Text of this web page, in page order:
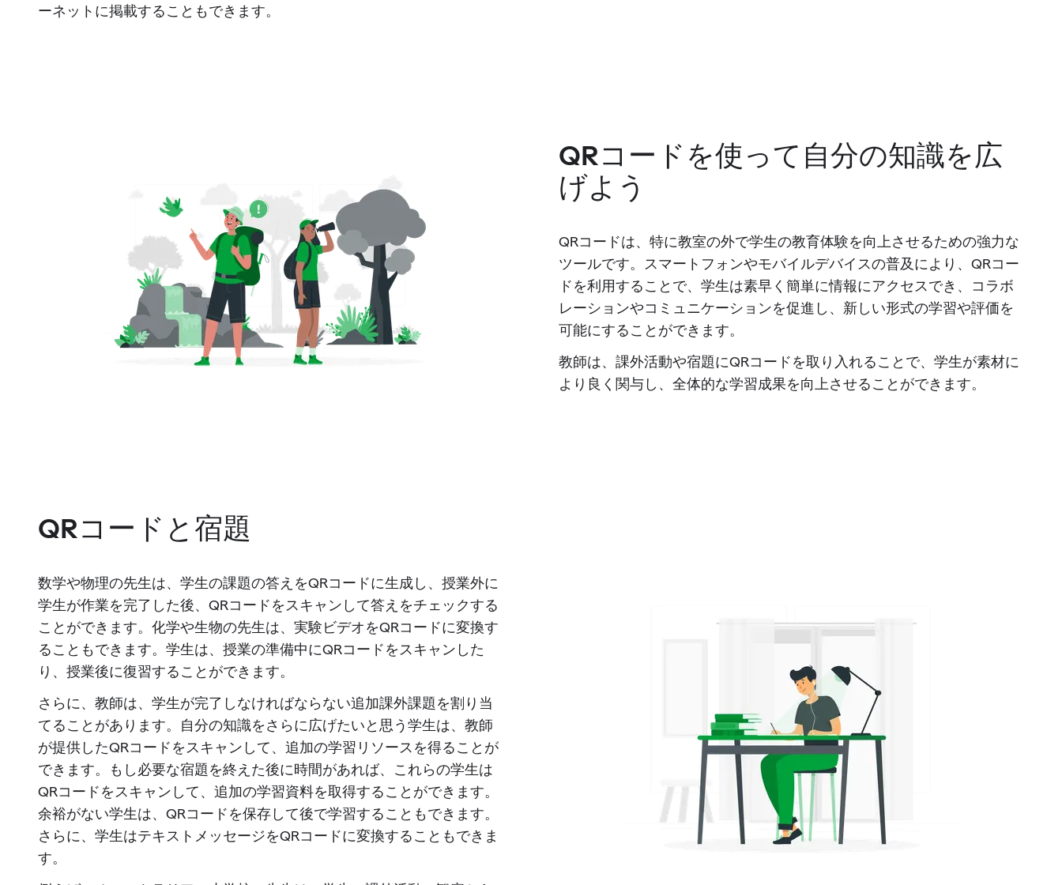
ーネットに掲載することもできます。
QRコードを使って自分の知識を広
げよう
QRコードは、特に教室の外で学生の教育体験を向上させるための強力な
ツールです。スマートフォンやモバイルデバイスの普及により、QRコー
ドを利用することで、学生は素早く簡単に情報にアクセスでき、コラボ
レーションやコミュニケーションを促進し、新しい形式の学習や評価を
可能にすることができます。
教師は、課外活動や宿題にQRコードを取り入れることで、学生が素材に
より良く関与し、全体的な学習成果を向上させることができます。
QRコードと宿題
数学や物理の先生は、学生の課題の答えをQRコードに生成し、授業外に
学生が作業を完了した後、QRコードをスキャンして答えをチェックする
ことができます。化学や生物の先生は、実験ビデオをQRコードに変換す
ることもできます。学生は、授業の準備中にQRコードをスキャンした
り、授業後に復習することができます。
さらに、教師は、学生が完了しなければならない追加課外課題を割り当
てることがあります。自分の知識をさらに広げたいと思う学生は、教師
が提供したQRコードをスキャンして、追加の学習リソースを得ることが
できます。もし必要な宿題を終えた後に時間があれば、これらの学生は
QRコードをスキャンして、追加の学習資料を取得することができます。
余裕がない学生は、QRコードを保存して後で学習することもできます。
さらに、学生はテキストメッセージをQRコードに変換することもできま
す。